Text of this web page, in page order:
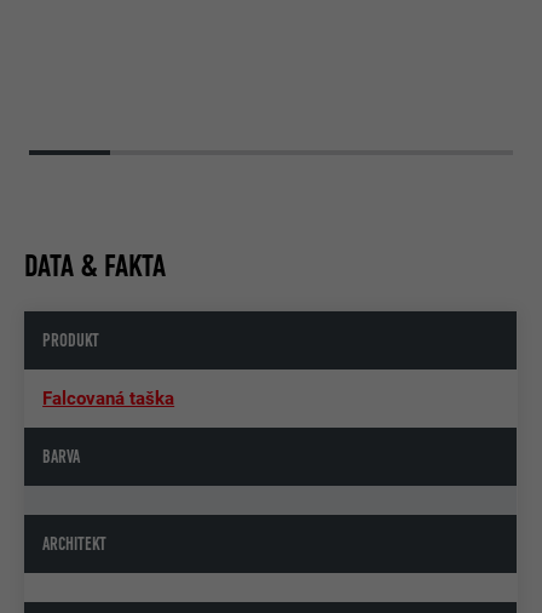
DATA & FAKTA
PRODUKT
Falcovaná taška
BARVA
ARCHITEKT